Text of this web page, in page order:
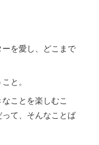
を愛し、どこまで
と。
ことを楽しむこ
て、そんなことば